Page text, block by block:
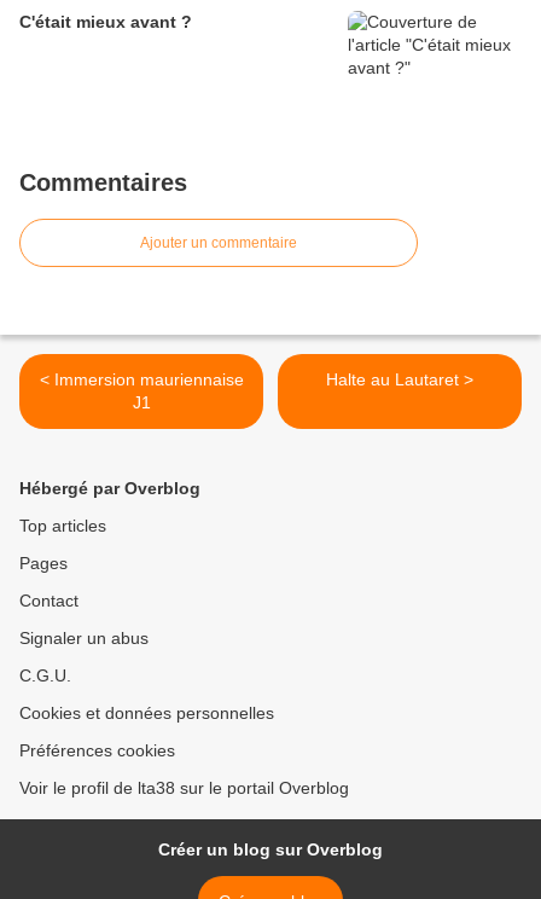
C'était mieux avant ?
Commentaires
Ajouter un commentaire
< Immersion mauriennaise
J1
Halte au Lautaret >
Hébergé par Overblog
Top articles
Pages
Contact
Signaler un abus
C.G.U.
Cookies et données personnelles
Préférences cookies
Voir le profil de lta38 sur le portail Overblog
Créer un blog sur Overblog